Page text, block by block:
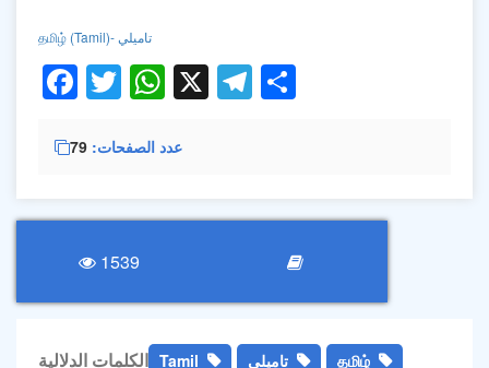
தமிழ் (Tamil )- تاميلي
Facebook
Twitter
WhatsApp
X Telegram
عدد الصفحات 79
1539
الكلمات الدلالية Tamil تاميلي தமிழ்